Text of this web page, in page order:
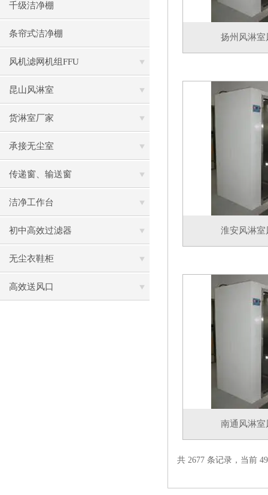
千级洁净棚
条帘式洁净棚
风机滤网机组FFU
昆山风淋室
货淋室厂家
承接无尘室
传递窗、输送窗
洁净工作台
初中高效过滤器
无尘衣鞋柜
高效送风口
扬州风淋室
淮安风淋室
南通风淋室
共 2677 条记录，当前